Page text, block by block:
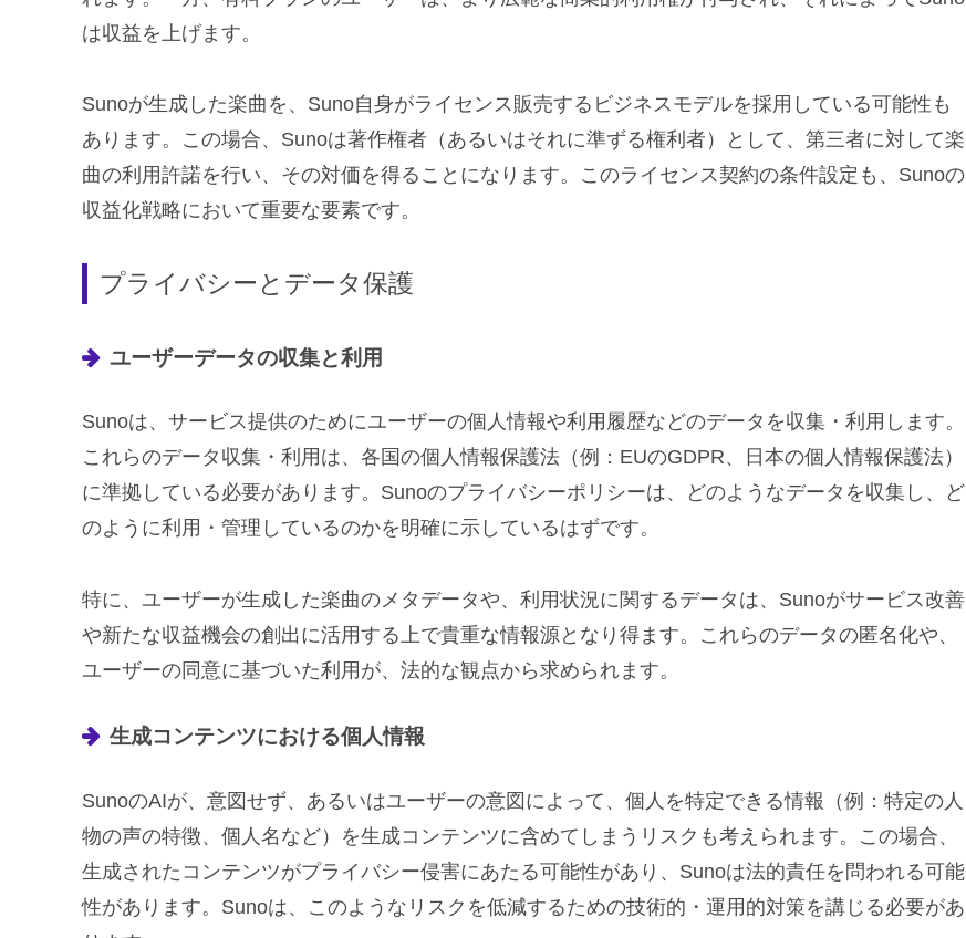
は収益を上げます。
Sunoが生成した楽曲を、Suno自身がライセンス販売するビジネスモデルを採用している可能性も
あります。この場合、Sunoは著作権者（あるいはそれに準ずる権利者）として、第三者に対して楽
曲の利用許諾を行い、その対価を得ることになります。このライセンス契約の条件設定も、Sunoの
収益化戦略において重要な要素です。
プライバシーとデータ保護
ユーザーデータの収集と利用
Sunoは、サービス提供のためにユーザーの個人情報や利用履歴などのデータを収集・利用します。
これらのデータ収集・利用は、各国の個人情報保護法（例：EUのGDPR、日本の個人情報保護法）
に準拠している必要があります。Sunoのプライバシーポリシーは、どのようなデータを収集し、ど
のように利用・管理しているのかを明確に示しているはずです。
特に、ユーザーが生成した楽曲のメタデータや、利用状況に関するデータは、Sunoがサービス改善
や新たな収益機会の創出に活用する上で貴重な情報源となり得ます。これらのデータの匿名化や、
ユーザーの同意に基づいた利用が、法的な観点から求められます。
生成コンテンツにおける個人情報
SunoのAIが、意図せず、あるいはユーザーの意図によって、個人を特定できる情報（例：特定の人
物の声の特徴、個人名など）を生成コンテンツに含めてしまうリスクも考えられます。この場合、
生成されたコンテンツがプライバシー侵害にあたる可能性があり、Sunoは法的責任を問われる可能
性があります。Sunoは、このようなリスクを低減するための技術的・運用的対策を講じる必要があ